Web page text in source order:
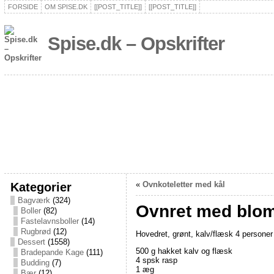
FORSIDE OM SPISE.DK [[POST_TITLE]] [[POST_TITLE]]
Spise.dk – Opskrifter
Kategorier
Bagværk(324)
Boller(82)
Fastelavnsboller(14)
Rugbrød (12)
Dessert(1558)
Bradepande Kage(111)
Budding(7)
« Ovnkoteletter med kål
Ovnret med
Hovedret, grønt, kalv/flæsk 4 personer
500 g hakket kalv og flæsk
4 spsk rasp
1 æg